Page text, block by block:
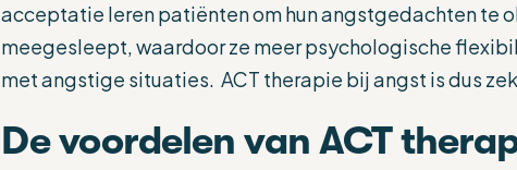
acceptatie leren patiënten om hun angstgedachten te
meegesleept, waardoor ze meer psychologische
met angstige situaties. ACT therapie bij angst is dus
De voordelen van ACT